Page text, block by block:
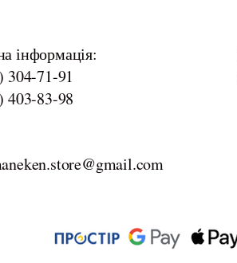
інформація:
304-71-91
403-83-98